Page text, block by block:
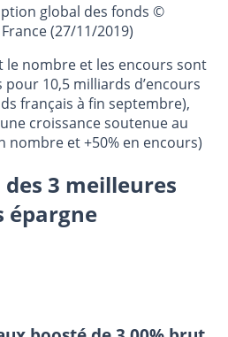
global des fonds ©
(27/11/2019)
le nombre et les encours sont
10,5 milliards d’encours
français à fin septembre),
croissance soutenue au
nombre et +50% en encours)
3 meilleures
épargne